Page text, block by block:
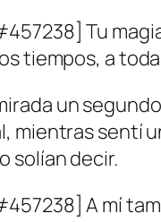
Tu
tiempos, a
un
mientras sentí
solían decir.
A mí